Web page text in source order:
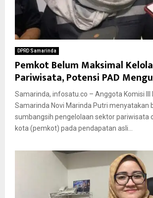
DPRD Samarinda
Pemkot Belum Maksimal
Pariwisata, Potensi PAD
Samarinda, infosatu.co – Anggota Komisi III
Samarinda Novi Marinda Putri menyatakan
sumbangsih pengelolaan sektor pariwisata
kota (pemkot) pada pendapatan asli...